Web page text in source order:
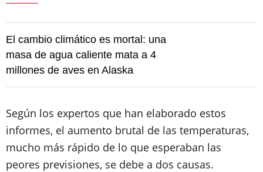
El cambio climático es mortal: una
masa de agua caliente mata a 4
millones de aves en Alaska
Según los expertos que han elaborado estos
informes, el aumento brutal de las temperaturas,
mucho más rápido de lo que esperaban las
peores previsiones, se debe a dos causas.